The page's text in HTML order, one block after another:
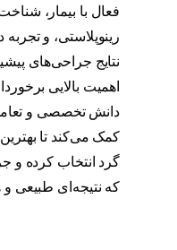
فعال با بیمار،
رینوپلاستی، و
نتایج جراحی‌های
اهمیت بالایی
دانش تخصصی و
کمک می‌کند تا
گرد انتخاب کرده و
که نتیجه‌ای طبیعی